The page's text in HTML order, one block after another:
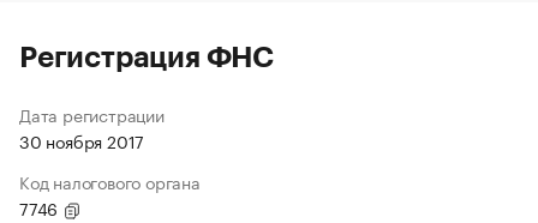
Регистрация ФНС
Дата регистрации
30 ноября 2017
Код налогового органа
7746